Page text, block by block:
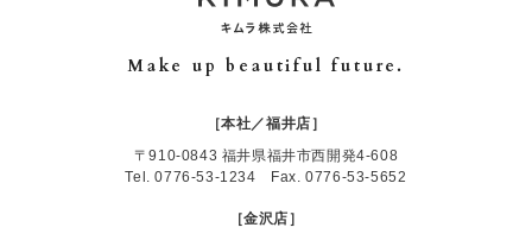
Make up beautiful future.
［本社／福井店］
〒910-0843 福井県福井市西開発4-608
Tel.0776-53-1234 Fax. 0776-53-5652
［金沢店］